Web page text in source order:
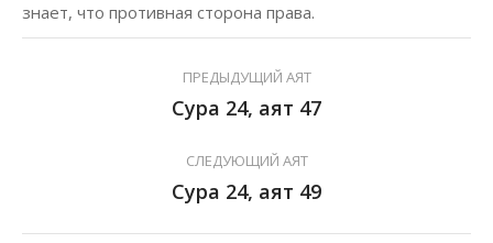
знает, что противная сторона права.
ПРЕДЫДУЩИЙ АЯТ
Сура 24, аят 47
СЛЕДУЮЩИЙ АЯТ
Сура 24, аят 49